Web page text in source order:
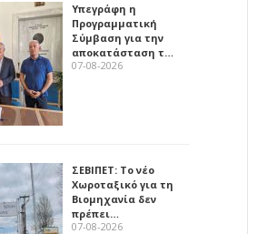
Υπεγράφη η
Προγραμματική
Σύμβαση για την
αποκατάσταση τ…
07-08-2026
ΣΕΒΙΠΕΤ: Το νέο
Χωροταξικό για τη
Βιομηχανία δεν
πρέπει…
07-08-2026